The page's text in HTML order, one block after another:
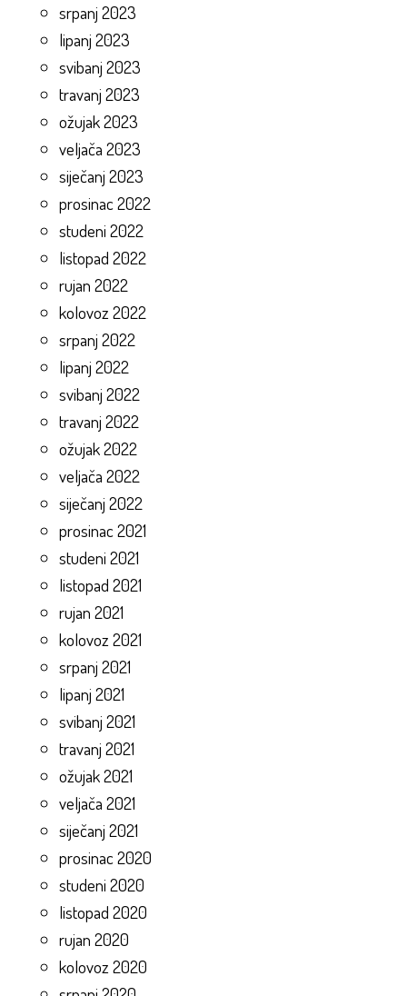
srpanj 2023
lipanj 2023
svibanj 2023
travanj 2023
ožujak 2023
veljača 2023
siječanj 2023
prosinac 2022
studeni 2022
listopad 2022
rujan 2022
kolovoz 2022
srpanj 2022
lipanj 2022
svibanj 2022
travanj 2022
ožujak 2022
veljača 2022
siječanj 2022
prosinac 2021
studeni 2021
listopad 2021
rujan 2021
kolovoz 2021
srpanj 2021
lipanj 2021
svibanj 2021
travanj 2021
ožujak 2021
veljača 2021
siječanj 2021
prosinac 2020
studeni 2020
listopad 2020
rujan 2020
kolovoz 2020